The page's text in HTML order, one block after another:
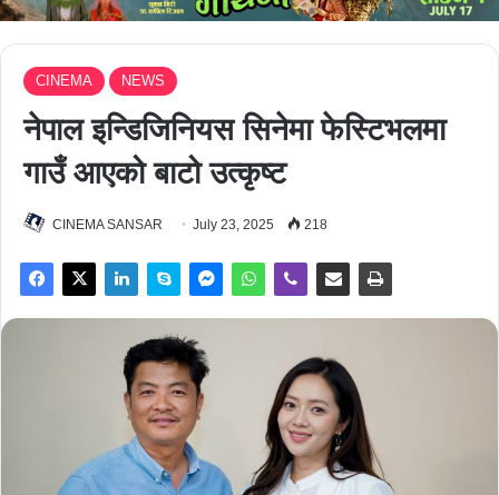
CINEMA NEWS
नेपाल इन्डिजिनियस सिनेमा फेस्टिभलमा
गाउँ आएको बाटो उत्कृष्ट
CINEMA SANSAR July 23, 2025 218